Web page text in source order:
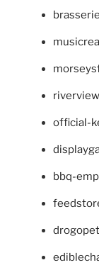
official-
bbq-